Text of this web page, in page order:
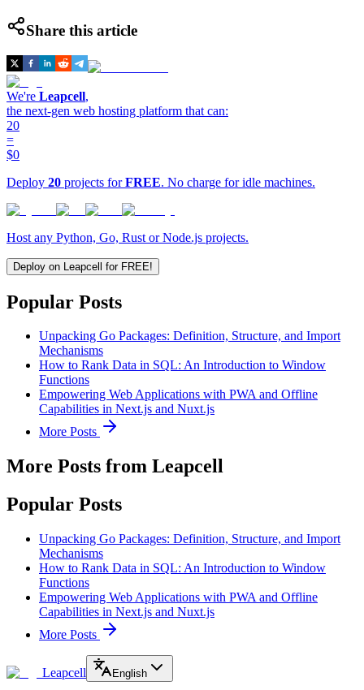
Share this article
We're Leapcell,
the next-gen web hosting platform that can:
20
=
$0
Deploy 20 projects forFREE. No charge for idle machines.
Host any Python, Go, Rust or Node.js projects.
Deploy on Leapcell for FREE!
Popular Posts
Unpacking Go Packages: Definition, Structure, and Import
Mechanisms
How to Rank Data in SQL: An Introduction to Window
Functions
Empowering Web Applications with PWA and Offline
Capabilities in Next.js and Nuxt.js
More Posts
More Posts from Leapcell
Popular Posts
Unpacking Go Packages: Definition, Structure, and Import
Mechanisms
How to Rank Data in SQL: An Introduction to Window
Functions
Empowering Web Applications with PWA and Offline
Capabilities in Next.js and Nuxt.js
More Posts
Leapcell English